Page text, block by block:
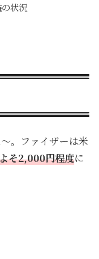
状況
。ファイザーは米
そ2,000円程度に